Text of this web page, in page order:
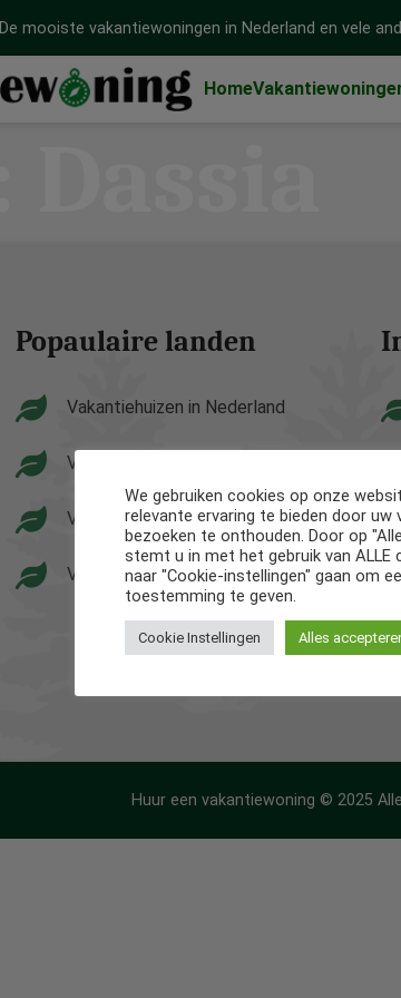
De mooiste vakantiewoningen in Nederland en vele
Home
Popaulaire landen
Vakantiehuizen in Nederland
Vakantiehuizen in België
Vakantiehuizen in Frankrijk
Vakantiehuizen in Spanje
Huur een vakantiewoning © 2025
We gebruiken cookies op onze
relevante ervaring te bieden door uw
bezoeken te onthouden. Door op
stemt u in met het gebruik van ALLE
naar "Cookie-instellingen" gaan om
toestemming te geven.
Cookie Instellingen Alles